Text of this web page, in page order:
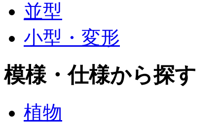
並型
小型・変形
模様・仕様から探す
植物